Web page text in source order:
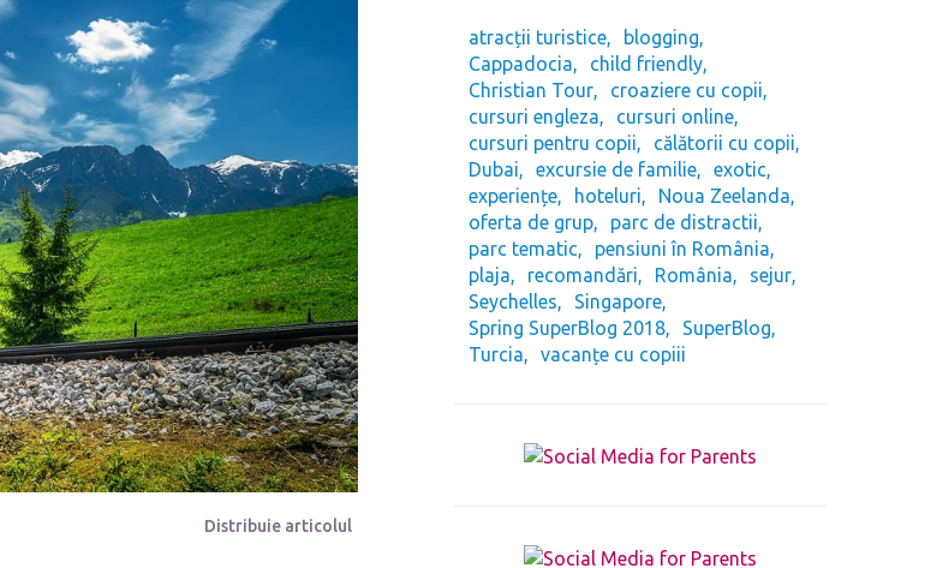
Distribuie articolul
atracții turistice
blogging
Cappadocia
child friendly
Christian Tour
croaziere cu copii
cursuri engleza
cursuri online
cursuri pentru copii
călătorii cu copii
Dubai
excursie de familie
exotic
experiențe
hoteluri
Noua Zeelanda
oferta de grup
parc de distractii
parc tematic
pensiuni în România
plaja
recomandări România
sejur
Seychelles
Singapore
Spring SuperBlog 2018
SuperBlog
Turcia
vacanțe cu copiii